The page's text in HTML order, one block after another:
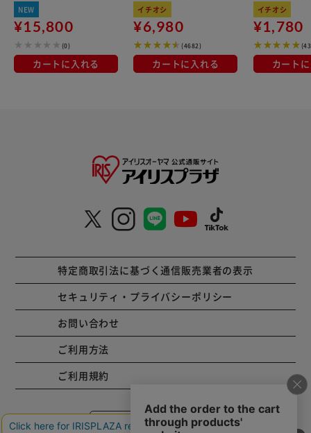
25.0cm
NEW
¥15,800
(0)
カートに入れる
kg×3袋
イチオシ
¥6,980
(4682)
カートに入れる
100％使用
イチオシ
¥1,780
カート
特定商取引法に基づく通信販売業者の表示
セキュリティ・プライバシーポリシー
お問い合わせ
ご利用方法
ご利用規約
コーポレートサイト